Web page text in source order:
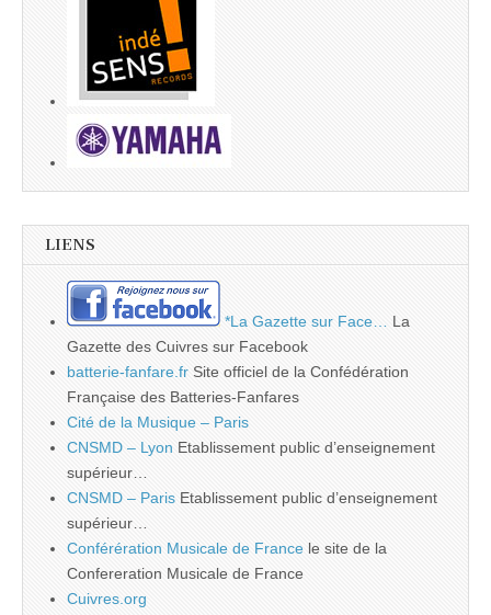
LIENS
*La Gazette sur Face…
La
Gazette des Cuivres sur Facebook
batterie-fanfare.fr Site officiel de la Confédération
Française des Batteries-Fanfares
Cité de la Musique – Paris
CNSMD – Lyon Etablissement public d’enseignement
supérieur…
CNSMD – Paris Etablissement public d’enseignement
supérieur…
Conférération Musicale de France le site de la
Confereration Musicale de France
Cuivres.org